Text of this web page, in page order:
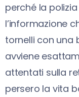
perché la
l’informazione
tornelli con una
avviene
attentati sulla
persero la vita